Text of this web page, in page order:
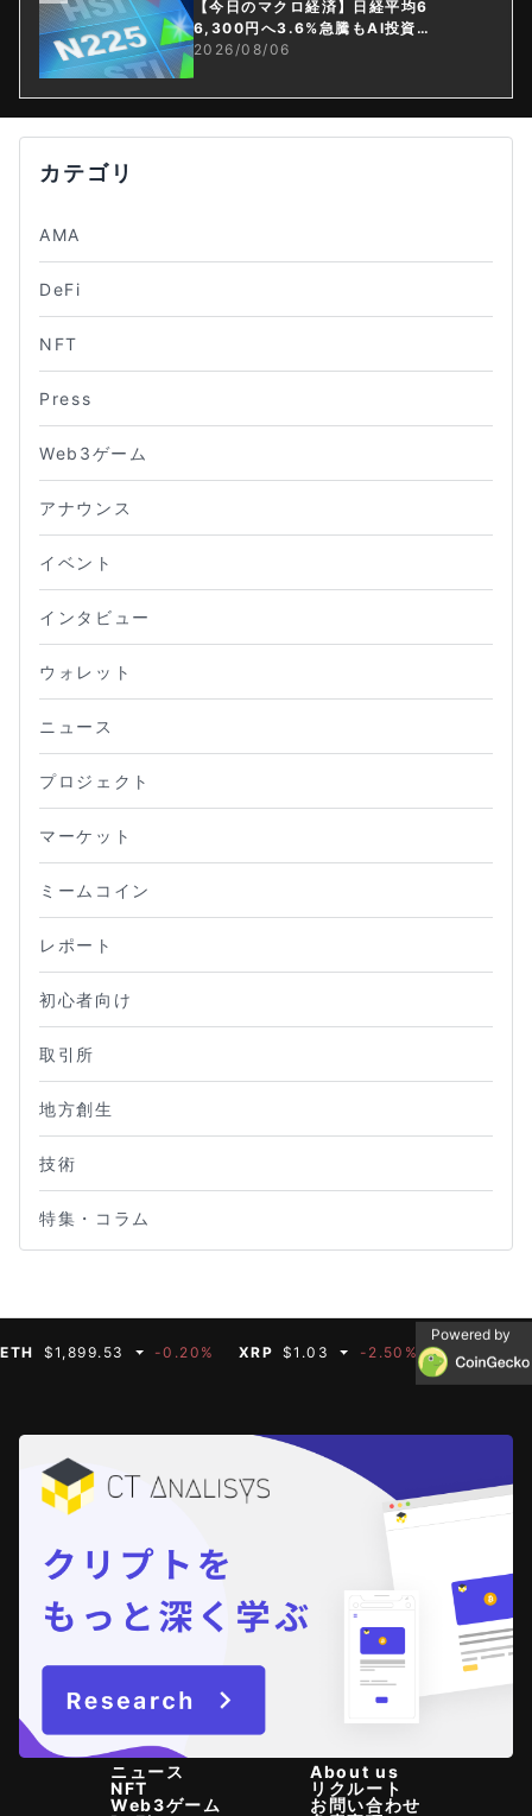
【今日のマクロ経済】日経平均6
6,300円へ3.6%急騰もAI投資回
収懸念が再燃
2026/08/06
カテゴリ
AMA
DeFi
NFT
Press
Web3ゲーム
アナウンス
イベント
インタビュー
ウォレット
ニュース
プロジェクト
マーケット
ミームコイン
レポート
初心者向け
取引所
地方創生
技術
特集・コラム
$1,899.53 -0.20% XRP $1.03 -2.50% BNB $591.35
Powered by
ニュース
NFT
Web3ゲーム
About us
リクルート
お問い合わせ